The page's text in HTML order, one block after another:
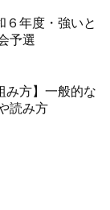
６年度・強いと
予選
み方】一般的な
読み方